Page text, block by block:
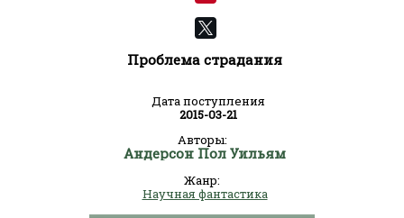
Проблема страдания
Дата поступления
2015-03-21
Авторы:
Андерсон Пол Уильям
Жанр:
Научная фантастика